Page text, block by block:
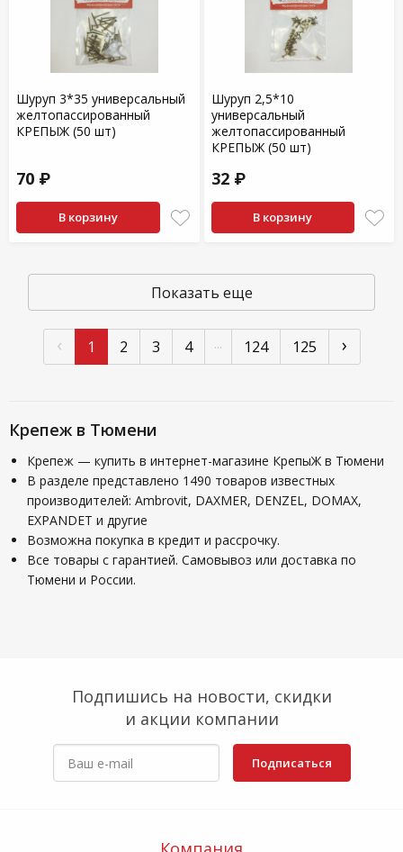
Шуруп 3*35 универсальный
желтопассированный
КРЕПЫЖ (50 шт)
70 ₽
В корзину
Шуруп 2,5*10
универсальный
желтопассированный
КРЕПЫЖ (50 шт)
32 ₽
В корзину
Показать еще
‹ 1 2 3 4 ... 124 125 ›
Крепеж в Тюмени
Крепеж — купить в интернет-магазине КрепыЖ в Тюмени
В разделе представлено 1490 товаров известных
производителей: Ambrovit, DAXMER, DENZEL, DOMAX,
EXPANDET и другие
Возможна покупка в кредит и рассрочку.
Все товары с гарантией. Самовывоз или доставка по
Тюмени и России.
Подпишись на новости, скидки
и акции компании
Подписаться